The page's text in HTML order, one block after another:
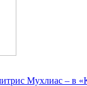
Мухлиас – в